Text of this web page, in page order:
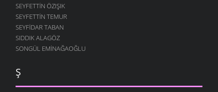
SEYFETTIN ÖZIŞIK
SEYFETTIN TEMUR
SEYFIDAR TABAN
SIDDIK ALAGÖZ
SONGÜL EMINAĞAOĞLU
Ş